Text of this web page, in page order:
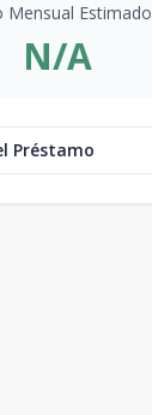
Mensual Estimado
N/A
Préstamo